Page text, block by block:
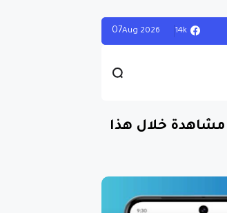
14k
07Aug 2026
مشاهدة خلال هذا